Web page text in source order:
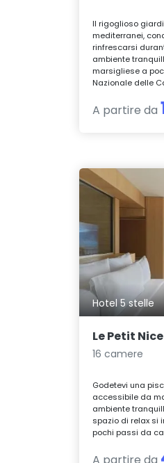
Il rigoglioso
mediterranei,
rinfrescarsi
ambiente
marsigliese a
Nazionale delle
A partire da
Hotel 5 stelle
Le Petit
16 camere
Godetevi una
accessibile da
ambiente
spazio di relax si
pochi passi da